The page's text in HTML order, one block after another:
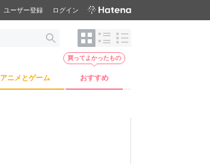
ユーザー登録 ログイン
アニメとゲーム おすすめ
買ってよかったもの